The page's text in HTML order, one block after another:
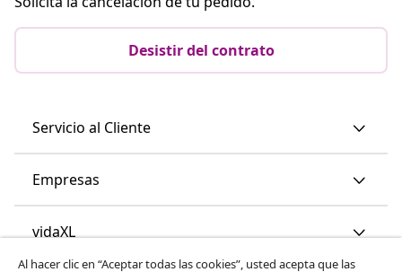
vidaXL
Descubre mas
vidaXL Marketplace International B.V.
Al hacer clic en “Aceptar todas las cookies”, usted acepta que las